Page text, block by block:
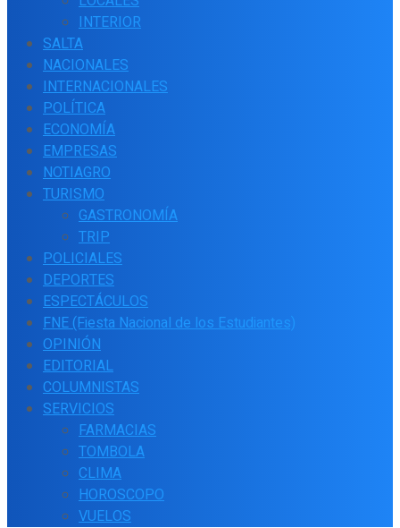
INTERIOR
SALTA
NACIONALES
INTERNACIONALES
POLÍTICA
ECONOMÍA
EMPRESAS
NOTIAGRO
TURISMO
GASTRONOMÍA
TRIP
POLICIALES
DEPORTES
ESPECTÁCULOS
FNE (Fiesta Nacional de los Estudiantes)
OPINIÓN
EDITORIAL
COLUMNISTAS
SERVICIOS
FARMACIAS
TOMBOLA
CLIMA
HOROSCOPO
VUELOS